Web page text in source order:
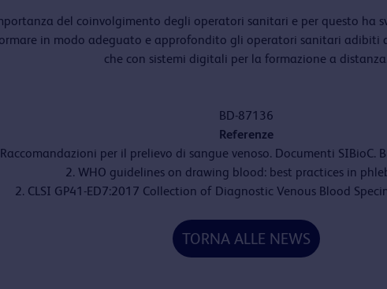
del coinvolgimento degli operatori sanitari e per questo ha
in modo adeguato e approfondito gli operatori sanitari adibiti
che con sistemi digitali per la formazione a distanza.
BD-87136
Referenze
per il prelievo di sangue venoso. Documenti SIBioC.
2. WHO guidelines on drawing blood: best practices in
2. CLSI GP41-ED7:2017 Collection of Diagnostic Venous Blood
TORNA ALLE NEWS